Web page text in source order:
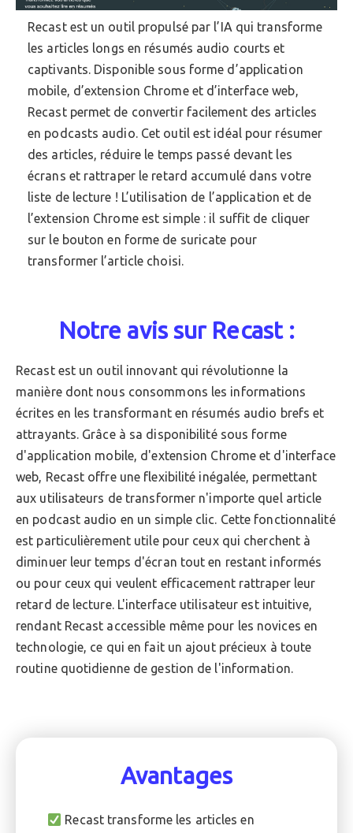
Recast est un outil propulsé par l’IA qui transforme
les articles longs en résumés audio courts et
captivants. Disponible sous forme d’application
mobile, d’extension Chrome et d’interface web,
Recast permet de convertir facilement des articles
en podcasts audio. Cet outil est idéal pour résumer
des articles, réduire le temps passé devant les
écrans et rattraper le retard accumulé dans votre
liste de lecture ! L’utilisation de l’application et de
l’extension Chrome est simple : il suffit de cliquer
sur le bouton en forme de suricate pour
transformer l’article choisi.
Notre avis sur Recast :
Recast est un outil innovant qui révolutionne la
manière dont nous consommons les informations
écrites en les transformant en résumés audio brefs et
attrayants. Grâce à sa disponibilité sous forme
d'application mobile, d'extension Chrome et d'interface
web, Recast offre une flexibilité inégalée, permettant
aux utilisateurs de transformer n'importe quel article
en podcast audio en un simple clic. Cette fonctionnalité
est particulièrement utile pour ceux qui cherchent à
diminuer leur temps d'écran tout en restant informés
ou pour ceux qui veulent efficacement rattraper leur
retard de lecture. L'interface utilisateur est intuitive,
rendant Recast accessible même pour les novices en
technologie, ce qui en fait un ajout précieux à toute
routine quotidienne de gestion de l'information.
Avantages
Recast transforme les articles en